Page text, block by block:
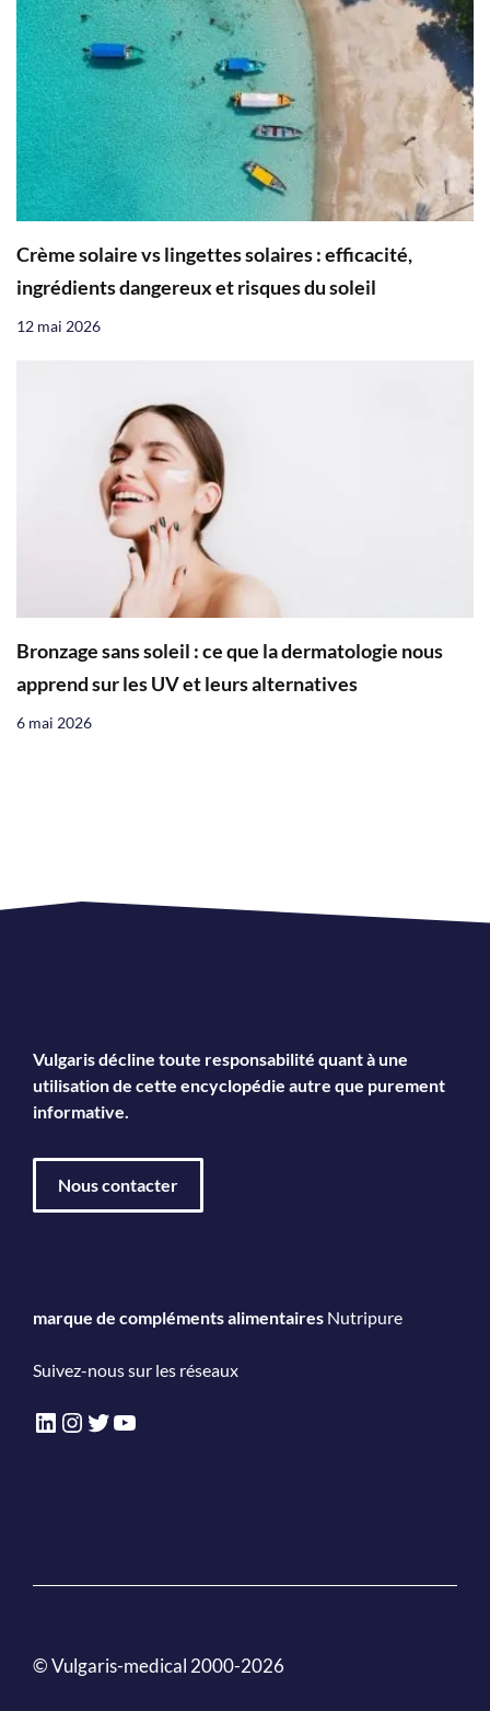
Crème solaire vs lingettes solaires : efficacité,
ingrédients dangereux et risques du soleil
12 mai 2026
Bronzage sans soleil : ce que la dermatologie nous
apprend sur les UV et leurs alternatives
6 mai 2026
Vulgaris décline toute responsabilité quant à une
utilisation de cette encyclopédie autre que purement
informative.
Nous contacter
marque de compléments alimentaires Nutripure
Suivez-nous sur les réseaux
LinkedIn
Instagram
Twitter
YouTube
© Vulgaris-medical 2000-2026